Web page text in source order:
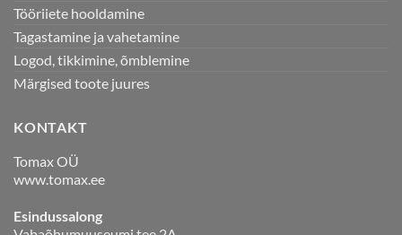
Tööriiete hooldamine
Tagastamine ja vahetamine
Logod, tikkimine, õmblemine
Märgised toote juures
KONTAKT
Tomax OÜ
www.tomax.ee
Esindussalong